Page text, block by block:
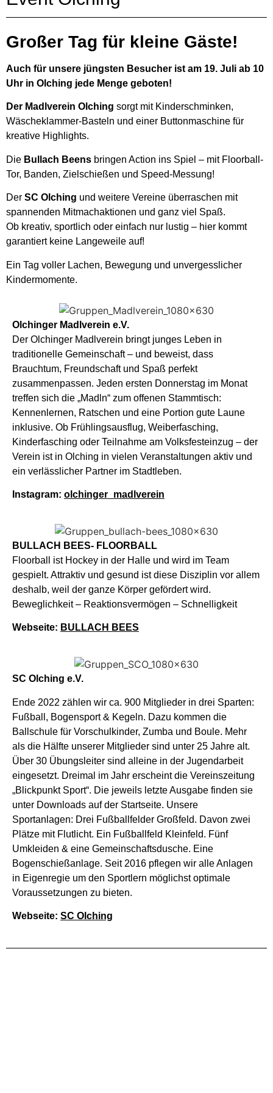
Großer Tag für kleine Gäste!
Auch für unsere jüngsten Besucher ist am 19. Juli ab 10
Uhr in Olching jede Menge geboten!
Der Madlverein Olching sorgt mit Kinderschminken,
Wäscheklammer-Basteln und einer Buttonmaschine für
kreative Highlights.
Die Bullach Beens bringen Action ins Spiel – mit Floorball-
Tor, Banden, Zielschießen und Speed-Messung!
Der SC Olching und weitere Vereine überraschen mit
spannenden Mitmachaktionen und ganz viel Spaß.
Ob kreativ, sportlich oder einfach nur lustig – hier kommt
garantiert keine Langeweile auf!
Ein Tag voller Lachen, Bewegung und unvergesslicher
Kindermomente.
Olchinger Madlverein e.V.
Der Olchinger Madlverein bringt junges Leben in
traditionelle Gemeinschaft – und beweist, dass
Brauchtum, Freundschaft und Spaß perfekt
zusammenpassen. Jeden ersten Donnerstag im Monat
treffen sich die „Madln“ zum offenen Stammtisch:
Kennenlernen, Ratschen und eine Portion gute Laune
inklusive. Ob Frühlingsausflug, Weiberfasching,
Kinderfasching oder Teilnahme am Volksfesteinzug – der
Verein ist in Olching in vielen Veranstaltungen aktiv und
ein verlässlicher Partner im Stadtleben.
Instagram: olchinger_madlverein
BULLACH BEES- FLOORBALL
Floorball ist Hockey in der Halle und wird im Team
gespielt. Attraktiv und gesund ist diese Disziplin vor allem
deshalb, weil der ganze Körper gefördert wird.
Beweglichkeit – Reaktionsvermögen – Schnelligkeit
Webseite: BULLACH BEES
SC Olching e.V.
Ende 2022 zählen wir ca. 900 Mitglieder in drei Sparten:
Fußball, Bogensport & Kegeln. Dazu kommen die
Ballschule für Vorschulkinder, Zumba und Boule. Mehr
als die Hälfte unserer Mitglieder sind unter 25 Jahre alt.
Über 30 Übungsleiter sind alleine in der Jugendarbeit
eingesetzt. Dreimal im Jahr erscheint die Vereinszeitung
„Blickpunkt Sport“. Die jeweils letzte Ausgabe finden sie
unter Downloads auf der Startseite. Unsere
Sportanlagen: Drei Fußballfelder Großfeld. Davon zwei
Plätze mit Flutlicht. Ein Fußballfeld Kleinfeld. Fünf
Umkleiden & eine Gemeinschaftsdusche. Eine
Bogenschießanlage. Seit 2016 pflegen wir alle Anlagen
in Eigenregie um den Sportlern möglichst optimale
Voraussetzungen zu bieten.
Webseite: SC Olching